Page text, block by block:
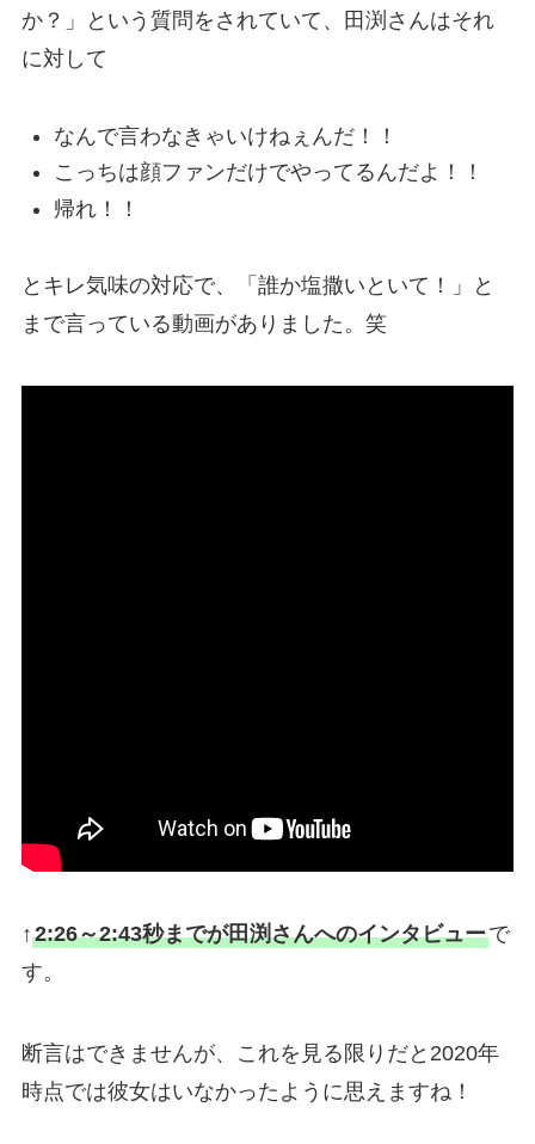
か？」という質問をされていて、田渕さんはそれ
に対して
なんで言わなきゃいけねぇんだ！！
こっちは顔ファンだけでやってるんだよ！！
帰れ！！
とキレ気味の対応で、「誰か塩撒いといて！」と
まで言っている動画がありました。笑
↑2:26～2:43秒までが田渕さんへのインタビューで
す。
断言はできませんが、これを見る限りだと2020年
時点では彼女はいなかったように思えますね！